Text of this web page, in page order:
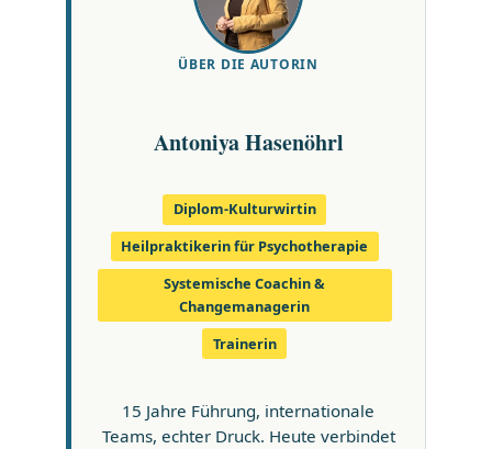
ÜBER DIE AUTORIN
Antoniya Hasenöhrl
Diplom-Kulturwirtin
Heilpraktikerin für Psychotherapie
Systemische Coachin &
Changemanagerin
Trainerin
15 Jahre Führung, internationale
Teams, echter Druck. Heute verbindet